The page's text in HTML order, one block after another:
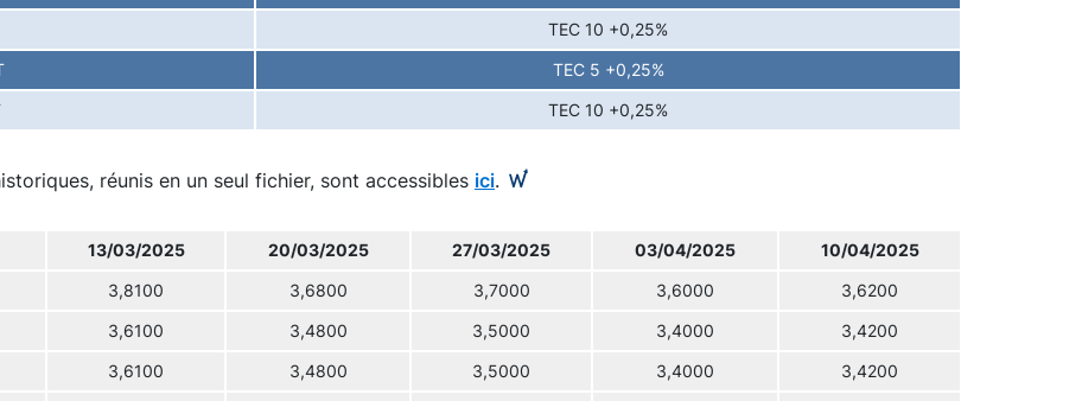
TEC 10 +0,25%
TEC 5 +0,25%
TEC 10 +0,25%
réunis en un seul fichier, sont accessibles ici.
13/03/2025 20/03/2025 27/03/2025 03/04/2025 10/04/2025
3,8100 3,6800 3,7000 3,6000 3,6200
3,6100 3,4800 3,5000 3,4000 3,4200
3,6100 3,4800 3,5000 3,4000 3,4200